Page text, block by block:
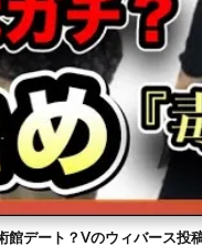
館デート？Vのウィバース投